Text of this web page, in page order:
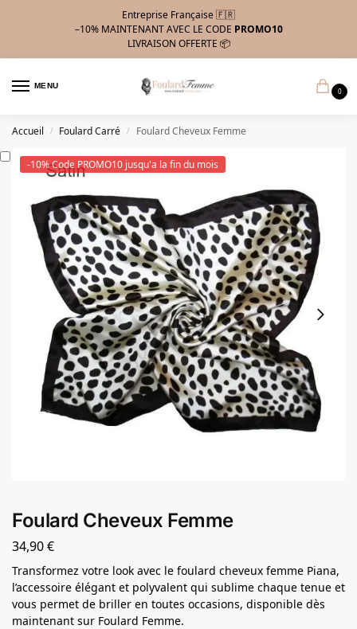
Entreprise Française 🇫🇷
–10% MAINTENANT AVEC LE CODE PROMO10
LIVRAISON OFFERTE 📦
MENU
0
Accueil / Foulard Carré / Foulard Cheveux Femme
-10% Code PROMO10 jusqu'a la fin du mois
Foulard Cheveux Femme
34,90€
Transformez votre look avec le foulard cheveux femme Piana,
l’accessoire élégant et polyvalent qui sublime chaque tenue et
vous permet de briller en toutes occasions, disponible dès
maintenant sur Foulard Femme.